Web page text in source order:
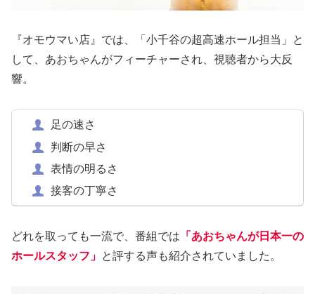
『オモウマい店』では、「小千谷の超高速ホール担当」と
して、あおちゃんがフィーチャーされ、視聴者から大反
響。
足の速さ
判断の早さ
表情の明るさ
接客の丁寧さ
どれを取っても一流で、番組では 「あおちゃんが日本一の
ホールスタッフ」 と評する声も紹介されていました。